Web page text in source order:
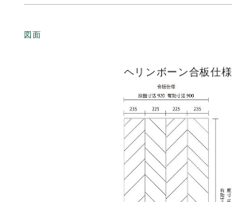
図面
ヘリンボーン合板仕様